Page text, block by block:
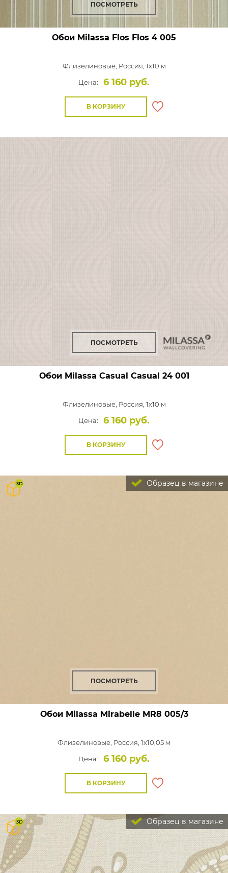
ПОСМОТРЕТЬ
Обои Milassa Flos Flos 4 005
Флизелиновые, Россия, 1x10 м
Цена:
6 160 руб.
В КОРЗИНУ
ПОСМОТРЕТЬ
Обои Milassa Casual Casual 24 001
Флизелиновые, Россия, 1x10 м
Цена:
6 160 руб.
В КОРЗИНУ
Образец в магазине
ПОСМОТРЕТЬ
Обои Milassa MirabelleMR8 005/3
Флизелиновые, Россия, 1x10,05 м
Цена:
6 160 руб.
В КОРЗИНУ
Образец в магазине